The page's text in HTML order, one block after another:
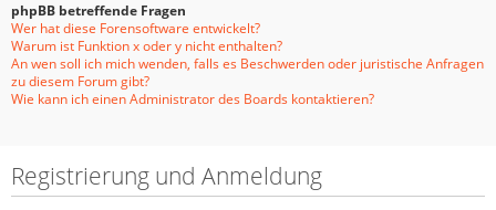
phpBB betreffende Fragen
Wer hat diese Forensoftware entwickelt?
Warum ist Funktion x oder y nicht enthalten?
An wen soll ich mich wenden, falls es Beschwerden oder juristische Anfragen
zu diesem Forum gibt?
Wie kann ich einen Administrator des Boards kontaktieren?
Registrierung und Anmeldung